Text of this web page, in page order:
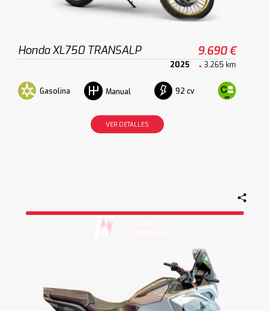
Honda XL750 TRANSALP 9.690 €
2025 3.265 km
Gasolina Manual 92 cv
VER DETALLES